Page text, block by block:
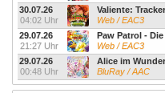
30.07.26
04:02 Uhr
Valiente:
Web / EAC3
29.07.26
21:27 Uhr
Paw Patrol -
Web / EAC3
29.07.26
00:48 Uhr
Alice im
BluRay / AAC